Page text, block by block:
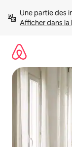
directement
Afficher dans la